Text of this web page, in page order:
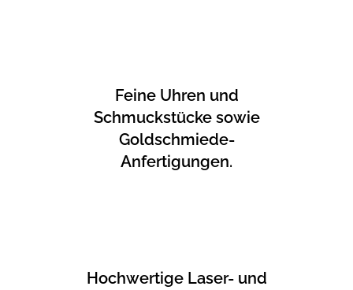
Feine Uhren und
Schmuckstücke sowie
Goldschmiede-
Anfertigungen.
Hochwertige Laser- und